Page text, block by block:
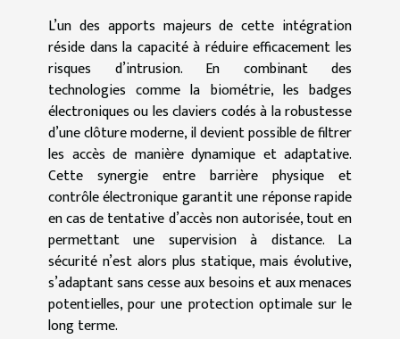
L’un des apports majeurs de cette intégration
réside dans la capacité à réduire efficacement les
risques d’intrusion. En combinant des
technologies comme la biométrie, les badges
électroniques ou les claviers codés à la robustesse
d’une clôture moderne, il devient possible de filtrer
les accès de manière dynamique et adaptative.
Cette synergie entre barrière physique et
contrôle électronique garantit une réponse rapide
en cas de tentative d’accès non autorisée, tout en
permettant une supervision à distance. La
sécurité n’est alors plus statique, mais évolutive,
s’adaptant sans cesse aux besoins et aux menaces
potentielles, pour une protection optimale sur le
long terme.